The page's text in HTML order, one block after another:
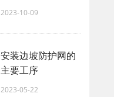
2023-10-09
安装边坡防护网的
主要工序
2023-05-22